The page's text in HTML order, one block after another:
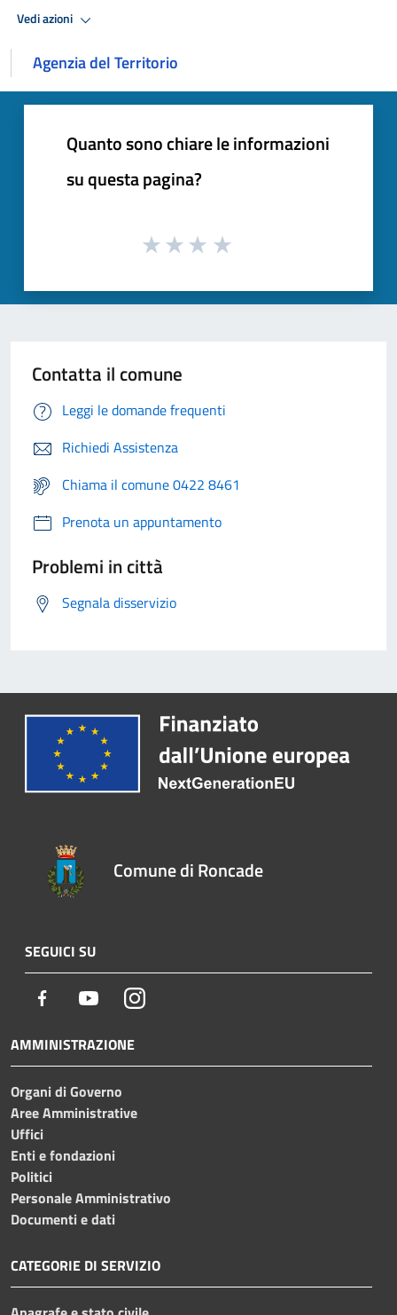
Vedi azioni
Agenzia del Territorio
Quanto sono chiare le informazioni
su questa pagina?
Contatta il comune
Leggi le domande frequenti
Richiedi Assistenza
Chiama il comune 0422 8461
Prenota un appuntamento
Problemi in città
Segnala disservizio
Comune di Roncade
SEGUICI SU
Facebook YoutubeInstagram
AMMINISTRAZIONE
Organi di Governo
Aree Amministrative
Uffici
Enti e fondazioni
Politici
Personale Amministrativo
Documenti e dati
CATEGORIE DI SERVIZIO